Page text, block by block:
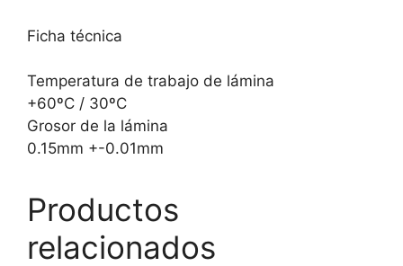
Ficha técnica
Temperatura de trabajo de lámina
+60ºC / 30ºC
Grosor de la lámina
0.15mm +-0.01mm
Productos
relacionados